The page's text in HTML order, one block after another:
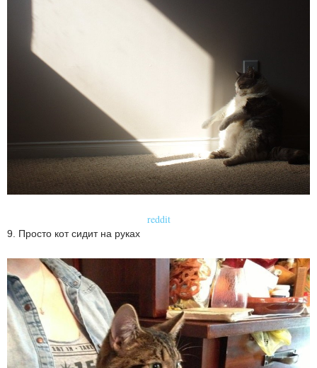
reddit
9. Просто кот сидит на руках